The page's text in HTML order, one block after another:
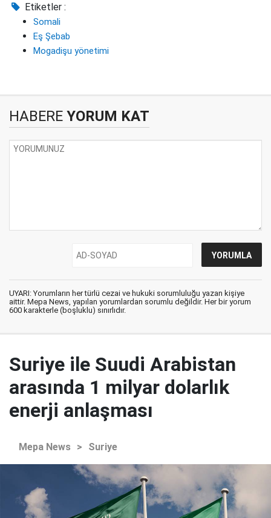
Etiketler :
Somali
Eş Şebab
Mogadişu yönetimi
HABERE YORUM KAT
UYARI: Yorumların her türlü cezai ve hukuki sorumluluğu yazan kişiye
aittir. Mepa News, yapılan yorumlardan sorumlu değildir. Her bir yorum
600 karakterle (boşluklu) sınırlıdır.
Suriye ile Suudi Arabistan
arasında 1 milyar dolarlık
enerji anlaşması
Mepa News > Suriye